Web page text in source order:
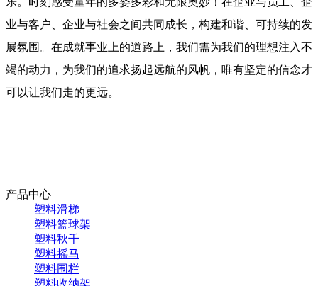
业与客户、企业与社会之间共同成长，构建和谐、可持续的发
展氛围。在成就事业上的道路上，我们需为我们的理想注入不
竭的动力，为我们的追求扬起远航的风帆，唯有坚定的信念才
可以让我们走的更远。
产品中心
塑料滑梯
塑料篮球架
塑料秋千
塑料摇马
塑料围栏
塑料收纳架